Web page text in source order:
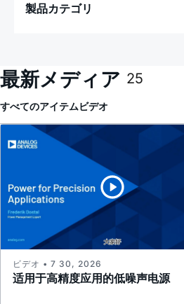
製品カテゴリ
最新メディア 25
すべてのアイテムビデオ
适用于高精度应用的低噪声电源
ビデオ • 7 30, 2026